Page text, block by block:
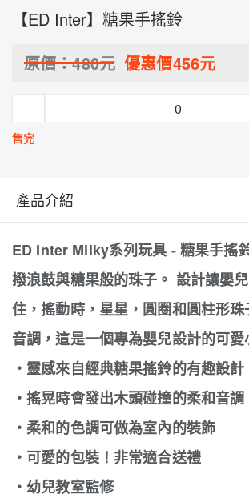
【ED Inter】糖果手搖鈴
原價：480元 優惠價456元
-
售完
產品介紹
ED Inter Milky系列玩具 - 糖果手搖
撥浪鼓與糖果般的珠子。 設計讓嬰
住，搖動時，星星，圓圈和圓柱形
音調，這是一個專為嬰兒設計的可愛
‧靈感來自經典糖果搖鈴的有趣設計
‧搖晃時會發出木頭碰撞的柔和音調
‧柔和的色調可做為室內的裝飾
‧可愛的包裝！非常適合送禮
‧幼兒教室監修